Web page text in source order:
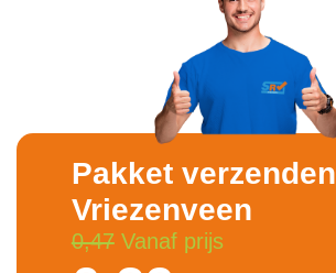
Pakket verzenden
Vriezenveen
0,47Vanaf prijs